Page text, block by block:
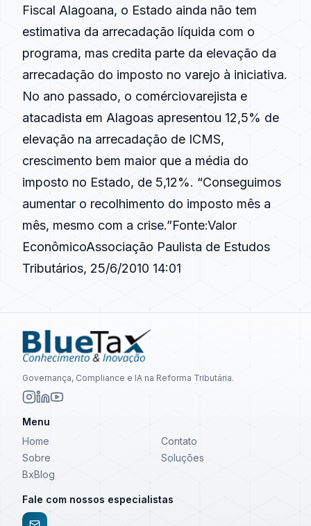
Fiscal Alagoana, o Estado ainda não tem
estimativa da arrecadação líquida com o
programa, mas credita parte da elevação da
arrecadação do imposto no varejo à iniciativa.
No ano passado, o comérciovarejista e
atacadista em Alagoas apresentou 12,5% de
elevação na arrecadação de ICMS,
crescimento bem maior que a média do
imposto no Estado, de 5,12%. “Conseguimos
aumentar o recolhimento do imposto mês a
mês, mesmo com a crise.”Fonte:Valor
EconômicoAssociação Paulista de Estudos
Tributários, 25/6/2010 14:01
Governança, Compliance e IA na Reforma Tributária.
Menu
Home
Contato
Sobre
Soluções
BxBlog
Fale com nossos especialistas